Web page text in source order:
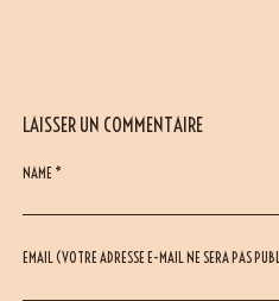
LAISSER UN COMMENTAIRE
NAME *
EMAIL (VOTRE ADRESSE E-MAIL NE SERA PAS